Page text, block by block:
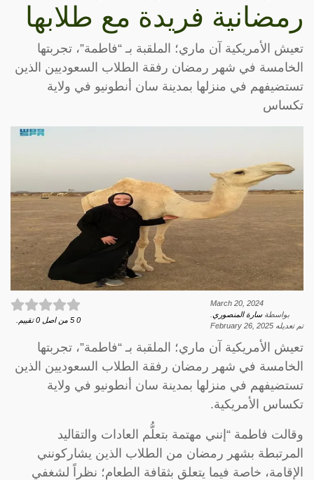
رمضانية فريدة مع طلابها
تعيش الأمريكية آن ماري؛ الملقبة بـ “فاطمة”، تجربتها
الخامسة في شهر رمضان رفقة الطلاب السعوديين الذين
تستضيفهم في منزلها بمدينة سان أنطونيو في ولاية
تكساس
March 20, 2024
بواسطةسارة المنصوري
تم تعديله February 26, 2025
0
5 من اصل 0 تقييم.
تعيش الأمريكية آن ماري؛ الملقبة بـ “فاطمة”، تجربتها
الخامسة في شهر رمضان رفقة الطلاب السعوديين الذين
تستضيفهم في منزلها بمدينة سان أنطونيو في ولاية
تكساس الأمريكية.
وقالت فاطمة “إنني مهتمة بتعلُّم العادات والتقاليد
المرتبطة بشهر رمضان من الطلاب الذين يشاركونني
الإقامة، خاصة فيما يتعلق بثقافة الطعام؛ نظراً لشغفي